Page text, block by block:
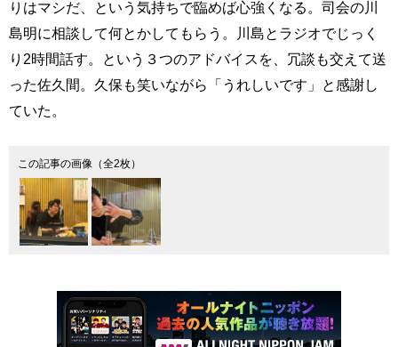
りはマシだ、という気持ちで臨めば心強くなる。司会の川
島明に相談して何とかしてもらう。川島とラジオでじっく
り2時間話す。という３つのアドバイスを、冗談も交えて送
った佐久間。久保も笑いながら「うれしいです」と感謝し
ていた。
この記事の画像（全2枚）